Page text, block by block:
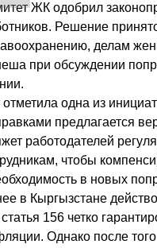
ЖК одобрил
Решение
делам
при обсуждении
отметила одна из
предлагается
работодателей
чтобы
в новых
в Кыргызстане
статья 156 четко
Однако после